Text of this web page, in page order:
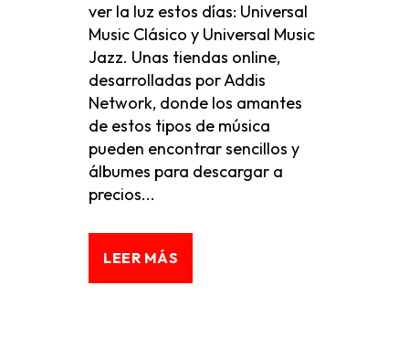
ver la luz estos días: Universal
Music Clásico y Universal Music
Jazz. Unas tiendas online,
desarrolladas por Addis
Network, donde los amantes
de estos tipos de música
pueden encontrar sencillos y
álbumes para descargar a
precios...
LEER MÁS